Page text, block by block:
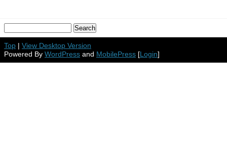
Top | View Desktop Version
Powered By WordPress and MobilePress [Login]